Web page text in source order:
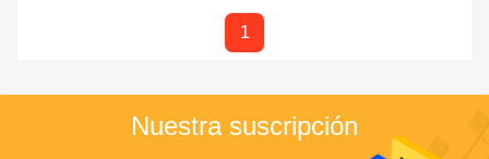
1
Nuestra suscripción